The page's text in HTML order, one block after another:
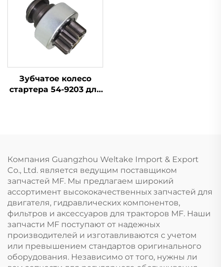
Зубчатое колесо
стартера 54-9203 для
Компания Guangzhou Weltake Import & Export
Co., Ltd. является ведущим поставщиком
запчастей MF. Мы предлагаем широкий
ассортимент высококачественных запчастей для
двигателя, гидравлических компонентов,
фильтров и аксессуаров для тракторов MF. Наши
запчасти MF поступают от надежных
производителей и изготавливаются с учетом
или превышением стандартов оригинального
оборудования. Независимо от того, нужны ли